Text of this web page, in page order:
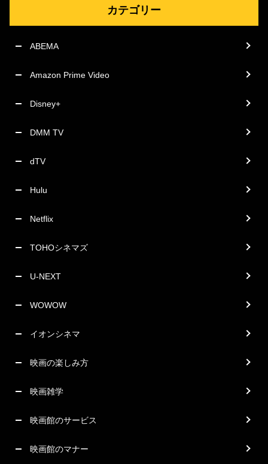
カテゴリー
ABEMA
Amazon Prime Video
Disney+
DMM TV
dTV
Hulu
Netflix
TOHOシネマズ
U-NEXT
WOWOW
イオンシネマ
映画の楽しみ方
映画雑学
映画館のサービス
映画館のマナー